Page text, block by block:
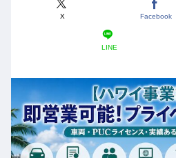
X Facebook
LINE